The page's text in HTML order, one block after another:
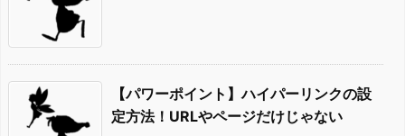
【パワーポイント】ハイパーリンクの設
定方法！URLやページだけじゃない